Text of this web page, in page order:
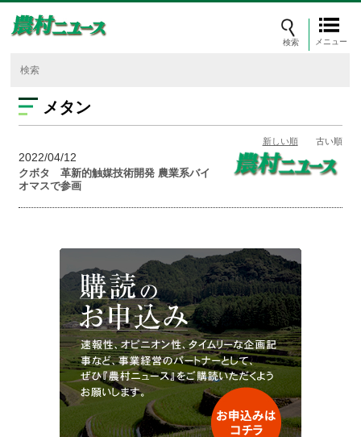
メニュー
メタン
新しい順 古い順
2022/04/12
クボタ 革新的触媒技術開発 農業系バイ
オマスで参画